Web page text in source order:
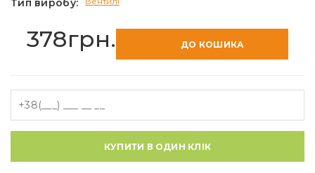
Тип виробу:
378грн. ДО КОШИКА
КУПИТИ В ОДИН КЛІК